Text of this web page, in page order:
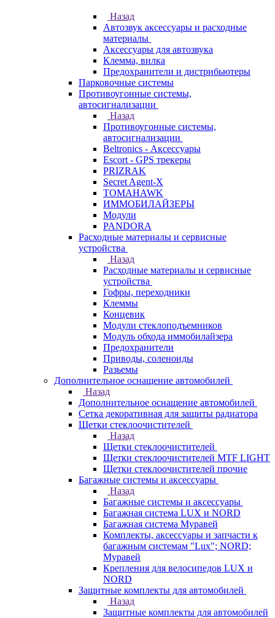
Назад
Автозвук аксессуары и расходные
материалы
Аксессуары для автозвука
Клемма, вилка
Предохранители и дистрибьютеры
Парковочные системы
Противоугонные системы,
автосигнализации
Назад
Противоугонные системы,
автосигнализации
Beltronics - Аксессуары
Escort - GPS трекеры
PRIZRAK
Secret Agent-X
TOMAHAWK
ИММОБИЛАЙЗЕРЫ
Модули
PANDORA
Расходные материалы и сервисные
устройства
Назад
Расходные материалы и сервисные
устройства
Гофры, переходники
Клеммы
Концевик
Модули стеклоподъемников
Модуль обхода иммобилайзера
Предохранители
Приводы, соленоиды
Разьемы
Дополнительное оснащение автомобилей
Назад
Дополнительное оснащение автомобилей
Сетка декоративная для защиты радиатора
Щетки стеклоочистителей
Назад
Щетки стеклоочистителей
Щетки стеклоочистителей MTF LIGHT
Щетки стеклоочистителей прочие
Багажные системы и аксессуары
Назад
Багажные системы и аксессуары
Багажная система LUX и NORD
Багажная система Муравей
Комплекты, аксессуары и запчасти к
багажным системам "Lux"; NORD;
Муравей
Крепления для велосипедов LUX и
NORD
Защитные комплекты для автомобилей
Назад
Защитные комплекты для автомобилей